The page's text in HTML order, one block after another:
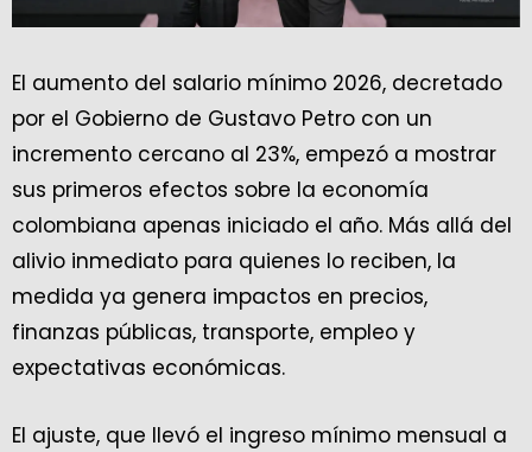
El aumento del salario mínimo 2026, decretado
por el Gobierno de Gustavo Petro con un
incremento cercano al 23%, empezó a mostrar
sus primeros efectos sobre la economía
colombiana apenas iniciado el año. Más allá del
alivio inmediato para quienes lo reciben, la
medida ya genera impactos en precios,
finanzas públicas, transporte, empleo y
expectativas económicas.
El ajuste, que llevó el ingreso mínimo mensual a